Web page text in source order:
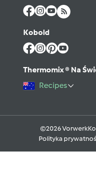
Kobold
Thermomix ® Na
Recipes
©2026 Vorwerk
Polityka